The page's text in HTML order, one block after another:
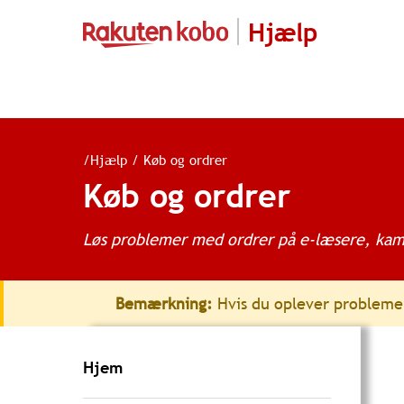
Hjælp
/Hjælp / Køb og ordrer
Køb og ordrer
Løs problemer med ordrer på e-læsere,
Bemærkning: Hvis du oplever
Hjem